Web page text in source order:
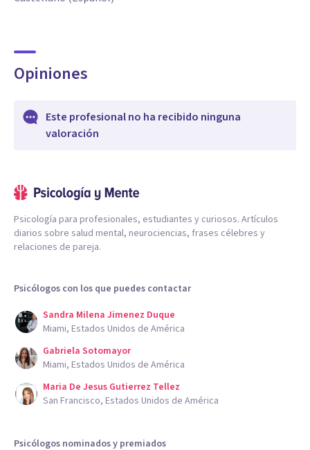
Opiniones
Este profesional no ha recibido ninguna
valoración
Psicología para profesionales, estudiantes y curiosos. Artículos
diarios sobre salud mental, neurociencias, frases célebres y
relaciones de pareja.
Psicólogos con los que puedes contactar
Sandra Milena Jimenez Duque
Miami, Estados Unidos de América
Gabriela Sotomayor
Miami, Estados Unidos de América
Maria De Jesus Gutierrez Tellez
San Francisco, Estados Unidos de América
Psicólogos nominados y premiados